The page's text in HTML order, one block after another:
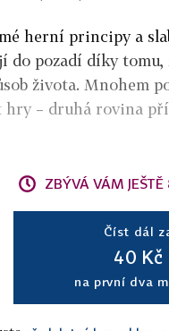
herní principy a
do pozadí díky
života. Mnohem
hry – druhá rovina
ZBÝVÁ VÁM
Číst dál
40 Kč
na první dva